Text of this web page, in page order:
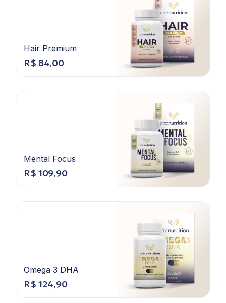
Hair Premium
R$ 84,00
Mental Focus
R$ 109,90
Omega 3 DHA
R$ 124,90